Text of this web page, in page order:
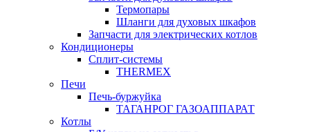
Термопары
Шланги для духовых шкафов
Запчасти для электрических котлов
Кондиционеры
Сплит-системы
THERMEX
Печи
Печь-буржуйка
ТАГАНРОГ ГАЗОАППАРАТ
Котлы